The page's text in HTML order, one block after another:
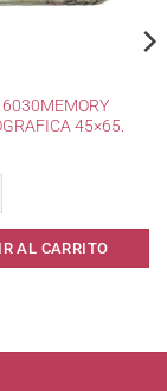
45×65.
Foam
AL CARRITO